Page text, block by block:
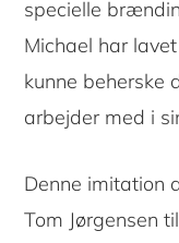
specielle
Michael har
kunne beherske
arbejder med i
Denne imitation
Tom Jørgensen